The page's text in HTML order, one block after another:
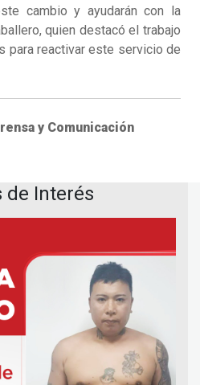
cambio y ayudarán con la
quien destacó el trabajo
para reactivar este servicio de
y Comunicación
de Interés